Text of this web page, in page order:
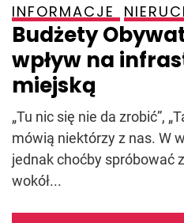
INFORMACJE
Budżety
wpływ na
miejską
„Tu nic się nie da zrobić”,
mówią niektórzy z nas. W
jednak choćby spróbować
wokół...